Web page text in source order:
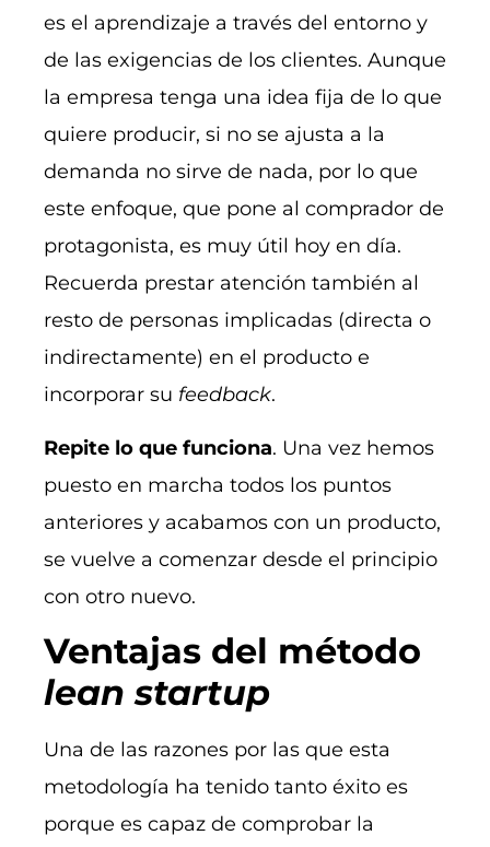
es el aprendizaje a través del entorno y
de las exigencias de los clientes. Aunque
la empresa tenga una idea fija de lo que
quiere producir, si no se ajusta a la
demanda no sirve de nada, por lo que
este enfoque, que pone al comprador de
protagonista, es muy útil hoy en día.
Recuerda prestar atención también al
resto de personas implicadas (directa o
indirectamente) en el producto e
incorporar su feedback.
Repite lo que funciona. Una vez hemos
puesto en marcha todos los puntos
anteriores y acabamos con un producto,
se vuelve a comenzar desde el principio
con otro nuevo.
Ventajas del método
lean startup
Una de las razones por las que esta
metodología ha tenido tanto éxito es
porque es capaz de comprobar la